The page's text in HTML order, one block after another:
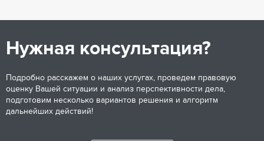
Нужная консультация?
Подробно расскажем о наших услугах, проведем правовую
оценку Вашей ситуации и анализ перспективности дела,
подготовим несколько вариантов решения и алгоритм
дальнейших действий!